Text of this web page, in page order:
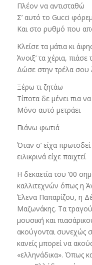
Πλέον να αντισταθώ
Σ’ αυτό το Gucci
Και στο ρυθμό που
Κλείσε τα μάτια κι
Άνοιξ’ τα χέρια,
Δώσε στην τρέλα σου
Ξέρω τι ζητάω
Τίποτα δε μένει πια
Μόνο αυτό μετράει
Πιάνω φωτιά
Όταν σ’ είχα
ειλικρινά είχε παιχτεί
Η δεκαετία του ’00
καλλιτεχνών όπως η
Έλενα Παπαρίζου, η
Μαζωνάκης. Τα
μουσική και
ακούγονται συνεχώς
κανείς μπορεί να
«ελληνάδικα». Όπως